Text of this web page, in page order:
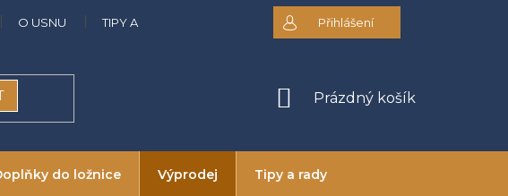
O USNU TIPY A RADY DOPRAVA A PLATBA OBCHODNÍ PODMÍNKY
Přihlášení
NÁKUPNÍ
Prázdný košík
do ložnice Výprodej Tipy a rady